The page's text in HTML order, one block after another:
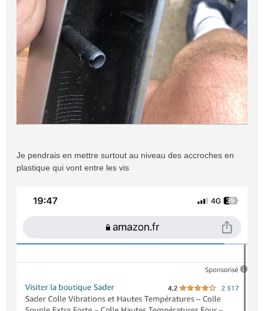
Je pendrais en mettre surtout au niveau des accroches en
plastique qui vont entre les vis